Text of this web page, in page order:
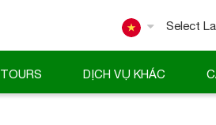
TOURS DỊCH VỤ KHÁC